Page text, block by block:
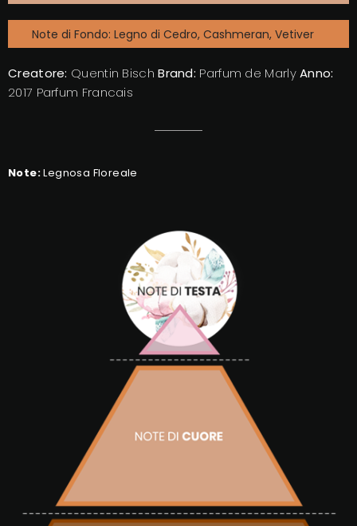
Note di Fondo: Legno di Cedro, Cashmeran, Vetiver
Creatore: Quentin BischBrand: Parfum de MarlyAnno:
2017 Parfum Francais
Note:Legnosa Floreale